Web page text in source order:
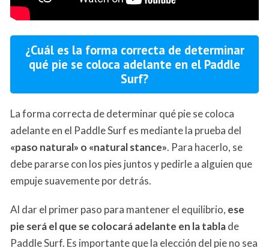
¿Cuál es la forma correcta de determinar
qué pie se coloca adelante en el Paddle
Surf?
La forma correcta de determinar qué pie se coloca
adelante en el Paddle Surf es mediante la prueba del
«paso natural» o «natural stance». Para hacerlo, se
debe pararse con los pies juntos y pedirle a alguien que
empuje suavemente por detrás.
Al dar el primer paso para mantener el equilibrio, ese
pie será el que se colocará adelante en la tablade
Paddle Surf. Es importante que la elección del pie no sea